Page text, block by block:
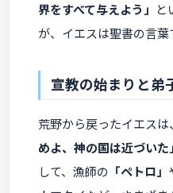
界をすべて与えよう」 と
が、イエスは聖書の言葉
宣教の始まりと弟
荒野から戻ったイエス
めよ、神の国は近づいた」
して、漁師の 「ペトロ」